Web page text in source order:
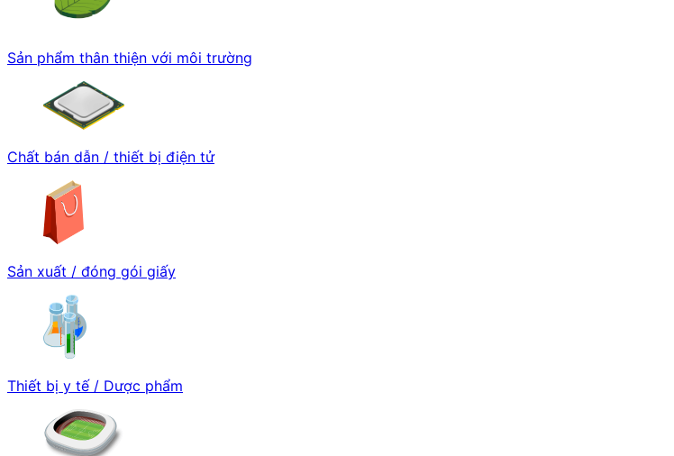
Sản phẩm thân thiện với môi trường
Chất bán dẫn / thiết bị điện tử
Sản xuất / đóng gói giấy
Thiết bị y tế / Dược phẩm